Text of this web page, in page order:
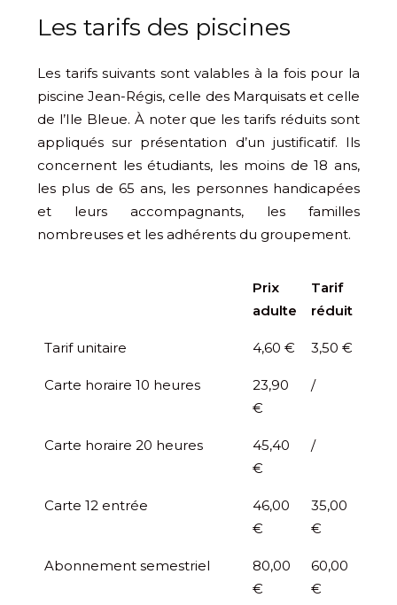
Les tarifs des piscines
Les tarifs suivants sont valables à la fois pour la
piscine Jean-Régis, celle des Marquisats et celle
de l’Ile Bleue. À noter que les tarifs réduits sont
appliqués sur présentation d’un justificatif. Ils
concernent les étudiants, les moins de 18 ans,
les plus de 65 ans, les personnes handicapées
et leurs accompagnants, les familles
nombreuses et les adhérents du groupement.
Prix
adulte
Tarif
réduit
Tarif unitaire 4,60 € 3,50 €
Carte horaire 10 heures
23,90
€
/
Carte horaire 20 heures
45,40
€
/
Carte 12 entrée
46,00
€
35,00
€
Abonnement semestriel
80,00
€
60,00
€